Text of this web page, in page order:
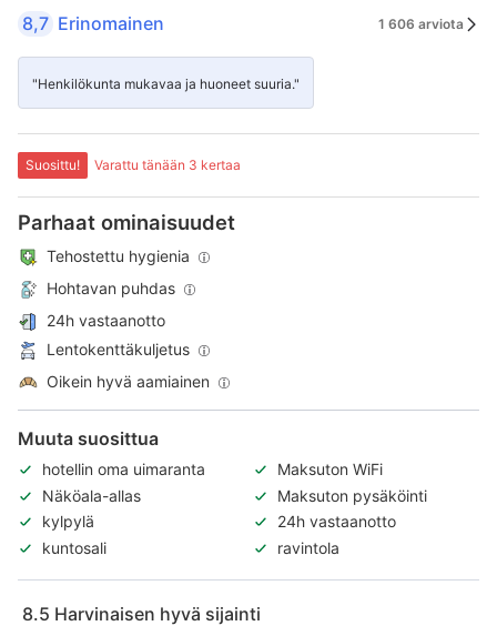
8,7 Erinomainen 1 606 arviota
"Henkilökunta mukavaa ja huoneet suuria."
Suosittu! Varattu tänään 3 kertaa
Parhaat ominaisuudet
Tehostettu hygienia
Hohtavan puhdas
24h vastaanotto
Lentokenttäkuljetus
Oikein hyvä aamiainen
Muuta suosittua
hotellin oma uimaranta
Maksuton WiFi
Näköala-allas
Maksuton pysäköinti
kylpylä
24h vastaanotto
kuntosali
ravintola
8.5 Harvinaisen hyvä sijainti